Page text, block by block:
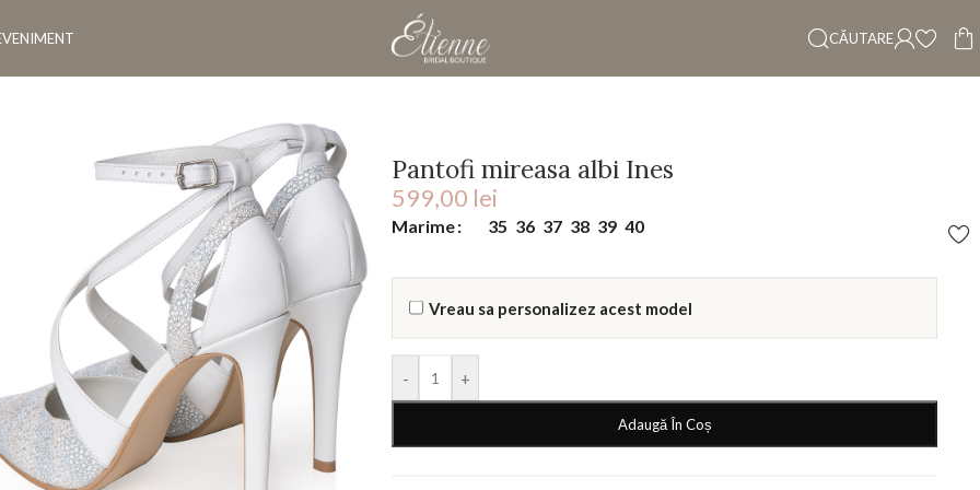
CĂUTARE
Pantofi mireasa albi Ines
599,00 lei
Marime 35 36 37 38 39 40
Vreau sa personalizez acest model
- +
Adaugă În Coș